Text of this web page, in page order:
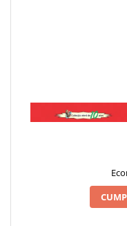
Primele notiuni
Carti de colorat
Sa coloram cu Nicol
1 x POEZII - OCTAVIAN